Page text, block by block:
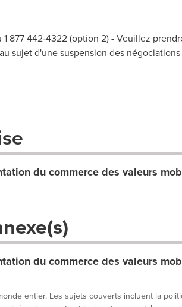
877 442‑4322 (option 2) - Veuillez
sujet d'une suspension des
du commerce des valeurs
du commerce des valeurs
entier. Les sujets couverts incluent la